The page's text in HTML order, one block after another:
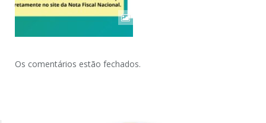
Os comentários estão fechados.